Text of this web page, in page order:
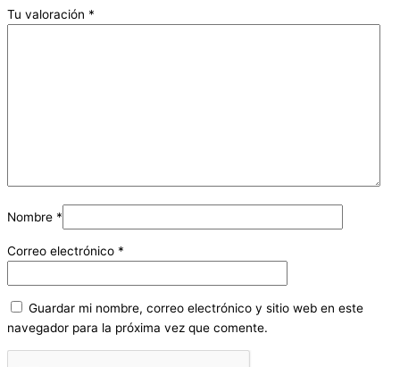
Tu valoración *
Nombre *
Correo electrónico *
Guardar mi nombre, correo electrónico y sitio web en este
navegador para la próxima vez que comente.